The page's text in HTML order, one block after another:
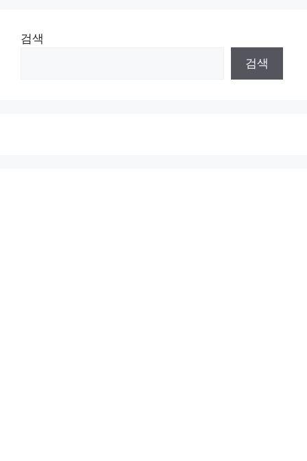
검색
검색